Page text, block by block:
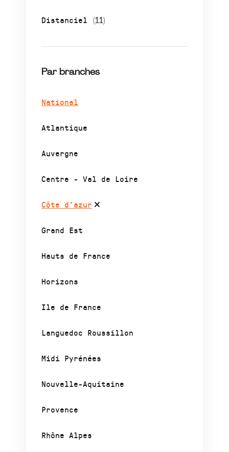
Distanciel (11)
Par branches
National
Atlantique
Auvergne
Centre - Val de Loire
Côte d’azur
Grand Est
Hauts de France
Horizons
Ile de France
Languedoc Roussillon
Midi Pyrénées
Nouvelle-Aquitaine
Provence
Rhône Alpes